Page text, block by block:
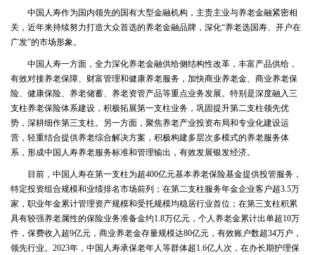
中国人寿作为国内领先的国有大型金融机构，主责主业与养老金融紧密相
关，近年来持续努力打造大众首选的养老金融品牌，深化“养老选国寿、开户在
广发”的市场形象。
中国人寿一方面，全力深化养老金融供给侧结构性改革，丰富产品供给，
有效对接养老保障、财富管理和健康养老服务，加快商业养老金、商业养老保
险、健康保险、养老储蓄、养老资管产品等重点业务发展。特别是深度融入三
支柱养老保险体系建设，积极拓展第一支柱业务，巩固提升第二支柱领先优
势，深耕细作第三支柱。另一方面，聚焦养老产业投资布局和专业化建设运
营，轻重结合提供养老综合解决方案，积极构建多层次多模式的养老服务体
系，形成中国人寿养老服务标准和管理输出，有效发展银发经济。
目前，中国人寿在第一支柱为超400亿元基本养老保险基金提供投管服务，
特定投资组合规模和业绩排名市场前列；在第二支柱服务年金企业客户超3.5万
家，职业年金累计管理资产规模和受托规模均稳居行业首位；在第三支柱积累
具有较强养老属性的保险业务准备金约1.8万亿元，个人养老金累计出单超10万
件，保费收入超9亿元，商业养老金存量规模达80亿元，有效账户数超34万户，
领先行业。2023年，中国人寿承保老年人等群体超1.6亿人次，在办长期护理保